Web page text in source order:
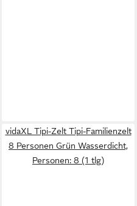
vidaXL Tipi-Zelt Tipi-Familienzelt
8 Personen Grün Wasserdicht,
Personen: 8 (1 tlg)